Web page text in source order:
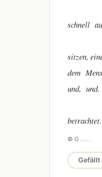
Nein ,
schnell
-
sitzen,
dem
und, und.
Alles
© G . . . .
Gefällt